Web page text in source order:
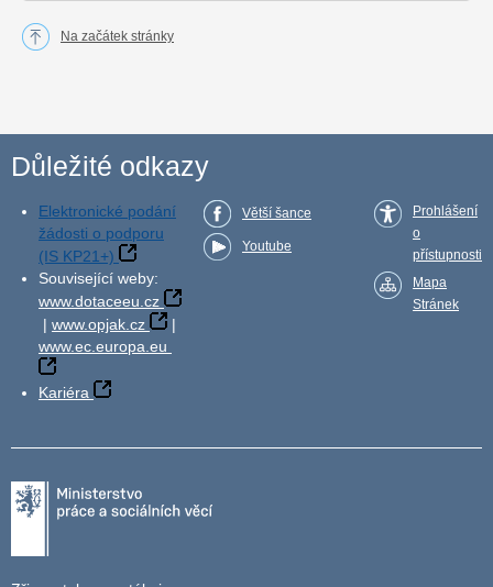
Na začátek stránky
Důležité odkazy
Elektronické podání
žádosti o podporu
(IS KP21+)
Související weby:
www.dotaceeu.cz
| www.opjak.cz
|
www.ec.europa.eu
Kariéra
Větší šance
Youtube
Prohlášení
o
přístupnosti
Mapa
Stránek